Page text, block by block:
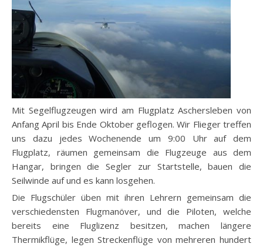
Mit Segelflugzeugen wird am Flugplatz Aschersleben von
Anfang April bis Ende Oktober geflogen. Wir Flieger treffen
uns dazu jedes Wochenende um 9:00 Uhr auf dem
Flugplatz, räumen gemeinsam die Flugzeuge aus dem
Hangar, bringen die Segler zur Startstelle, bauen die
Seilwinde auf und es kann losgehen.
Die Flugschüler üben mit ihren Lehrern gemeinsam die
verschiedensten Flugmanöver, und die Piloten, welche
bereits eine Fluglizenz besitzen, machen längere
Thermikflüge, legen Streckenflüge von mehreren hundert